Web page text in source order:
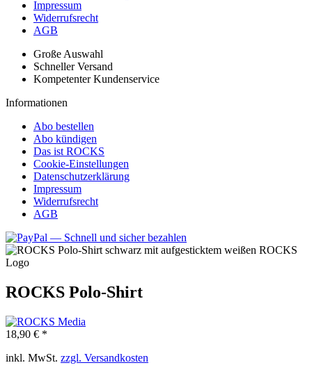
Impressum
Widerrufsrecht
AGB
Große Auswahl
Schneller Versand
Kompetenter Kundenservice
Informationen
Abo bestellen
Abo kündigen
Das ist ROCKS
Cookie-Einstellungen
Datenschutzerklärung
Impressum
Widerrufsrecht
AGB
ROCKS Polo-Shirt
18,90 € *
inkl. MwSt. zzgl. Versandkosten